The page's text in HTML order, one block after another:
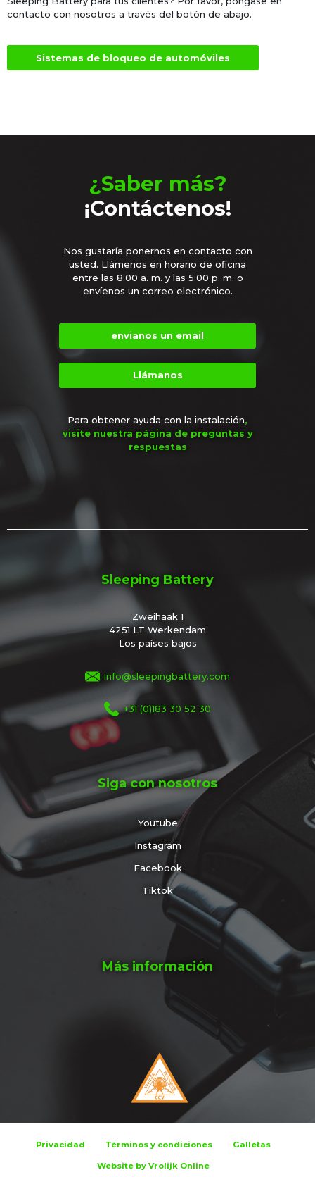
contacto con nosotros a través del botón de abajo.
Sistemas de bloqueo de automóviles
¿Saber más?
¡Contáctenos!
Nos gustaría ponernos en contacto con
usted. Llámenos en horario de oficina
entre las 8:00 a. m. y las 5:00 p. m. o
envíenos un correo electrónico.
envianos un email
Llámanos
Para obtener ayuda con la instalación,
visite nuestra página de preguntas y
respuestas
Sleeping Battery
Zweihaak 1
4251 LT Werkendam
Los países bajos
info@sleepingbattery.com
+31 (0)183 30 52 30
Siga con nosotros
Youtube
Instagram
Facebook
Tiktok
Más información
Privacidad Términos y condiciones Galletas
Website by Vrolijk Online